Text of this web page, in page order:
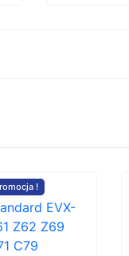
!